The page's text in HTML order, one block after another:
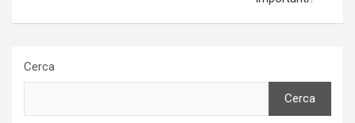
Cerca
Cerca